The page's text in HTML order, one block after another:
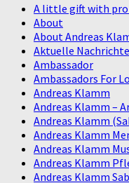
A little gift with
About
About Andreas
Aktuelle
Ambassador
Ambassadors For
Andreas Klamm
Andreas Klamm –
Andreas Klamm
Andreas Klamm
Andreas Klamm
Andreas Klamm
Andreas Klamm